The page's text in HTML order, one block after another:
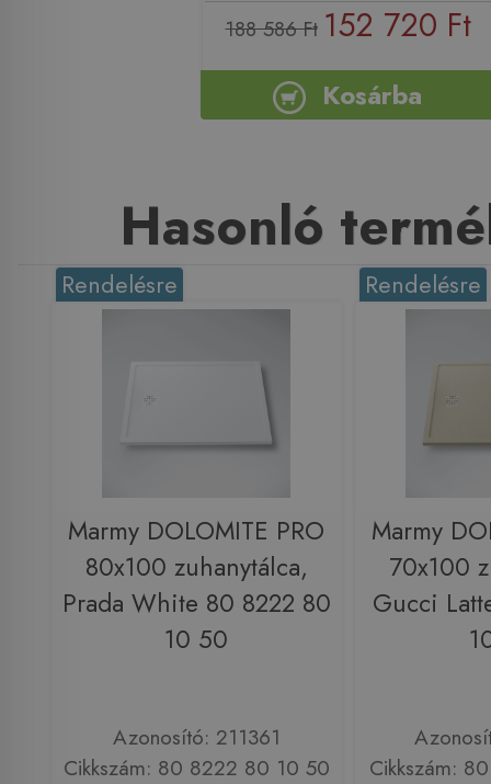
188 586 Ft 152 720 Ft
Kosárba
Hasonló
Rendelésre
Marmy DOLOMITE PRO
80x100 zuhanytálca,
Prada White 80 8222 80
10 50
Azonosító: 211361
Cikkszám: 80 8222 80 10 50
Rendelésre
Marmy
70x100
Gucci
Cikkszám: